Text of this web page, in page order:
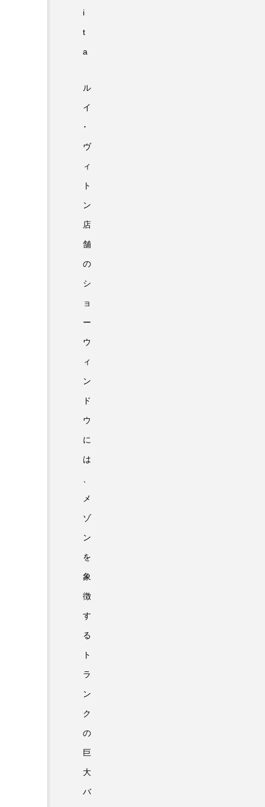
i
t
a
ル
イ
･
ヴ
ィ
ト
ン
店
舗
の
シ
ョ
ー
ウ
ィ
ン
ド
ウ
に
は
メ
ゾ
ン
を
象
徴
す
る
ト
ラ
ン
ク
の
巨
大
バ